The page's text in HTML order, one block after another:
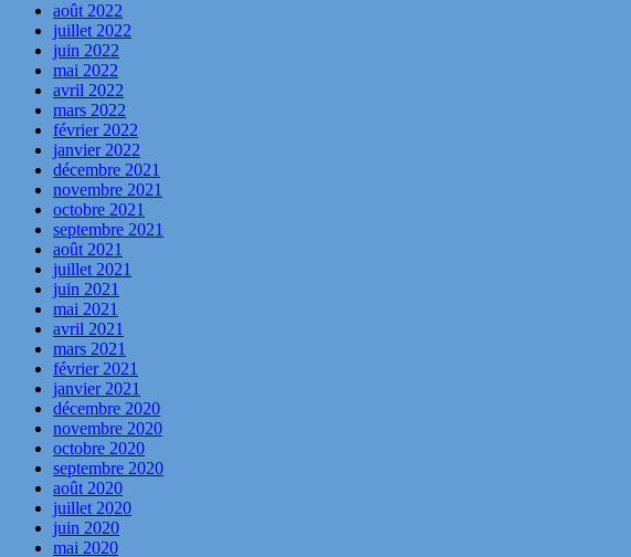
août 2022
juillet 2022
juin 2022
mai 2022
avril 2022
mars 2022
février 2022
janvier 2022
décembre 2021
novembre 2021
octobre 2021
septembre 2021
août 2021
juillet 2021
juin 2021
mai 2021
avril 2021
mars 2021
février 2021
janvier 2021
décembre 2020
novembre 2020
octobre 2020
septembre 2020
août 2020
juillet 2020
juin 2020
mai 2020